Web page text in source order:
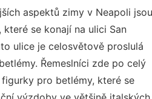
aspektů zimy v Neapoli jsou
se konají na ulici San
ulice je celosvětově proslulá
Řemeslníci zde po celý
pro betlémy, které se